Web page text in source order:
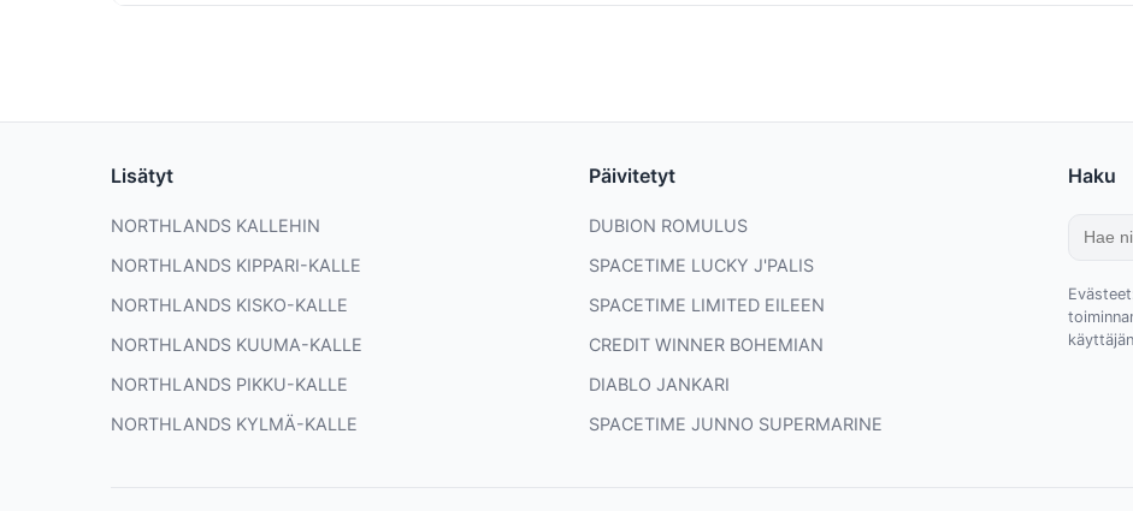
Lisätyt
NORTHLANDS KALLEHIN
NORTHLANDS KIPPARI-KALLE
NORTHLANDS KISKO-KALLE
NORTHLANDS KUUMA-KALLE
NORTHLANDS PIKKU-KALLE
NORTHLANDS KYLMÄ-KALLE
Päivitetyt
DUBION ROMULUS
SPACETIME LUCKY J'PALIS
SPACETIME LIMITED EILEEN
CREDIT WINNER BOHEMIAN
DIABLO JANKARI
SPACETIME JUNNO SUPERMARINE
Haku